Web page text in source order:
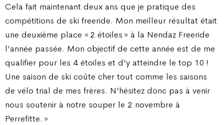
Cela fait maintenant deux ans que je pratique des
compétitions de ski freeride. Mon meilleur résultat était
une deuxième place « 2 étoiles » à la Nendaz Freeride
l’année passée. Mon objectif de cette année est de me
qualifier pour les 4 étoiles et d’y atteindre le top 10 !
Une saison de ski coûte cher tout comme les saisons
de vélo trial de mes frères. N’hésitez donc pas à venir
nous soutenir à notre souper le 2 novembre à
Perrefitte. »